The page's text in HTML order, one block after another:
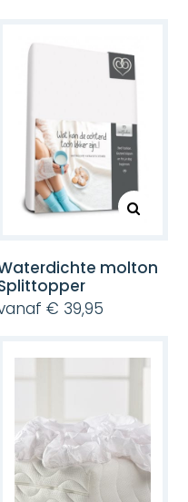
molton
-
matrasbeschermer
€ 39,95